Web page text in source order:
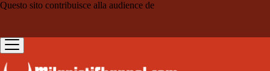
Questo sito contribuisce alla audience de